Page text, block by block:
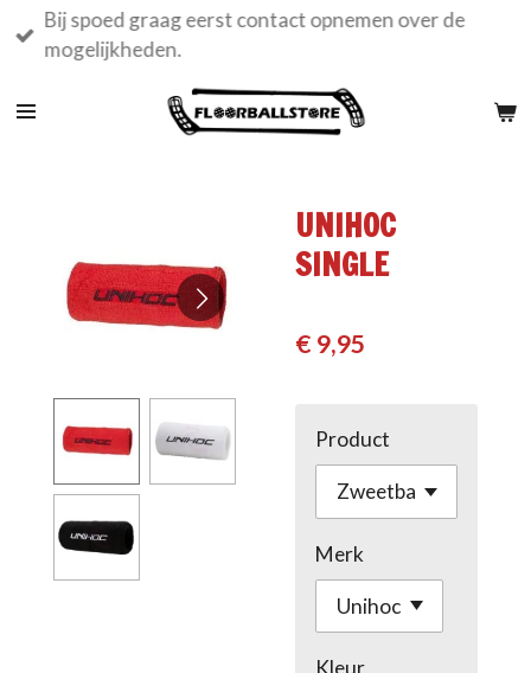
Ga
direct
de
Bij spoed graag eerst contact opnemen over de
mogelijkheden.
UNIHOC
SINGLE
€ 9,95
Product
Merk